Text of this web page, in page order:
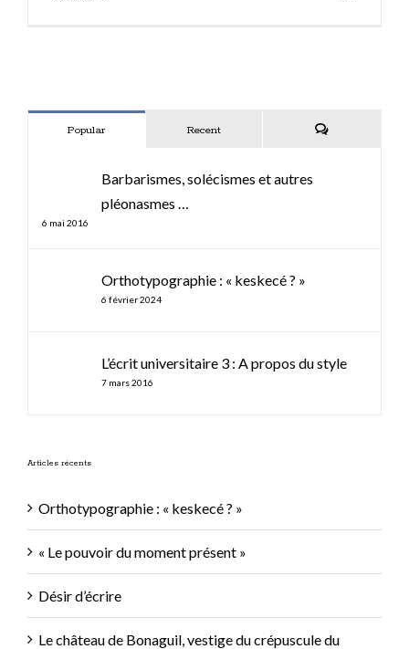
Popular Recent
Barbarismes, solécismes et autres
pléonasmes …
6 mai 2016
Orthotypographie : « keskecé ? »
6 février 2024
L’écrit universitaire 3 : A propos du style
7 mars 2016
Articles récents
Orthotypographie : « keskecé ? »
« Le pouvoir du moment présent »
Désir d’écrire
Le château de Bonaguil, vestige du crépuscule du